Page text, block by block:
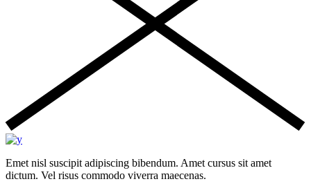
Emet nisl suscipit adipiscing bibendum. Amet cursus sit amet
dictum. Vel risus commodo viverra maecenas.